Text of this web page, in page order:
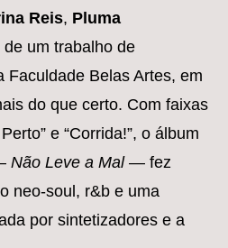
Reis, Pluma
de um trabalho de
Faculdade Belas Artes, em
do que certo. Com faixas
e “Corrida!”, o álbum
Não Leve a Mal— fez
neo-soul, r&b e uma
por sintetizadores e a